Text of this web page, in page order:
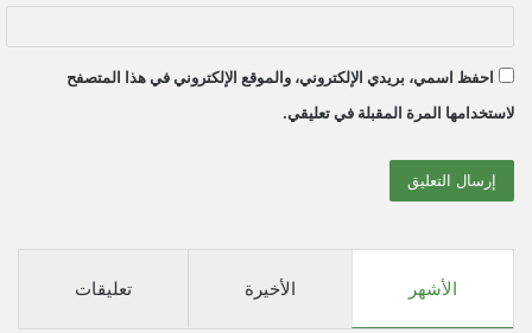
احفظ اسمي، بريدي الإلكتروني، والموقع الإلكتروني في هذا المتصفح
لاستخدامها المرة المقبلة في تعليقي.
الأشهر الأخيرة تعليقات